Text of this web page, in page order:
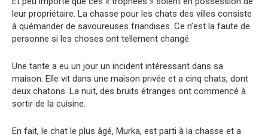
leur propriétaire. La chasse pour les chats des villes consiste
à quémander de savoureuses friandises. Ce n’est la faute de
personne si les choses ont tellement changé.
Une tante a eu un jour un incident intéressant dans sa
maison. Elle vit dans une maison privée et a cinq chats, dont
deux chatons. La nuit, des bruits étranges ont commencé à
sortir de la cuisine.
En fait, le chat le plus âgé, Murka, est parti à la chasse et a